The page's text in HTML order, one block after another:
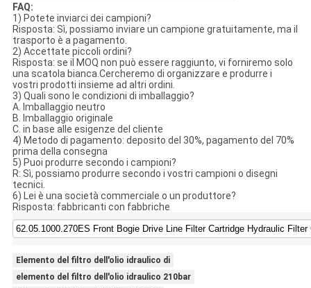
FAQ:
1) Potete inviarci dei campioni?
Risposta: Sì, possiamo inviare un campione gratuitamente, ma il
trasporto è a pagamento.
2) Accettate piccoli ordini?
Risposta: se il MOQ non può essere raggiunto, vi forniremo solo
una scatola bianca.Cercheremo di organizzare e produrre i
vostri prodotti insieme ad altri ordini.
3) Quali sono le condizioni di imballaggio?
A. Imballaggio neutro
B. Imballaggio originale
C. in base alle esigenze del cliente
4) Metodo di pagamento: deposito del 30%, pagamento del 70%
prima della consegna
5) Puoi produrre secondo i campioni?
R: Sì, possiamo produrre secondo i vostri campioni o disegni
tecnici.
6) Lei è una società commerciale o un produttore?
Risposta: fabbricanti con fabbriche
Elemento del filtro dell'olio idraulico di
elemento del filtro dell'olio idraulico 210bar